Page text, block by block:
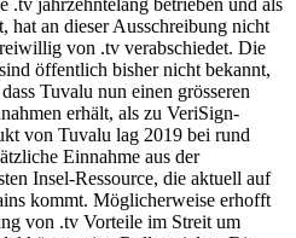
hat an dieser Ausschreibung nicht
von .tv verabschiedet. Die
öffentlich bisher nicht bekannt,
Tuvalu nun einen grösseren
erhält, als zu VeriSign-
von Tuvalu lag 2019 bei rund
Einnahme aus der
Insel-Ressource, die aktuell auf
kommt. Möglicherweise erhofft
von .tv Vorteile im Streit um